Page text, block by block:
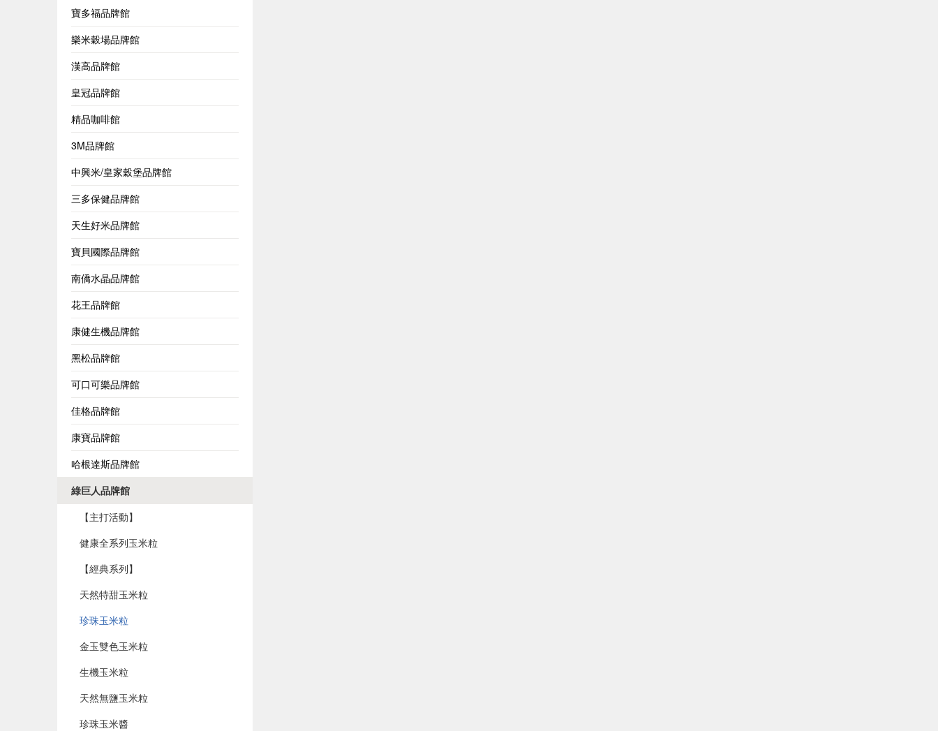
寶多福品牌館
樂米穀場品牌館
漢高品牌館
皇冠品牌館
精品咖啡館
3M品牌館
中興米/皇家穀堡品牌館
三多保健品牌館
天生好米品牌館
寶貝國際品牌館
南僑水晶品牌館
花王品牌館
康健生機品牌館
黑松品牌館
可口可樂品牌館
佳格品牌館
康寶品牌館
哈根達斯品牌館
綠巨人品牌館
【主打活動】
健康全系列玉米粒
【經典系列】
天然特甜玉米粒
珍珠玉米粒
金玉雙色玉米粒
生機玉米粒
天然無鹽玉米粒
珍珠玉米醬